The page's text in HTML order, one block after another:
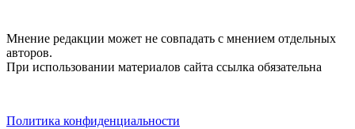
Мнение редакции может не совпадать с мнением отдельных
авторов.
При использовании материалов сайта ссылка обязательна
Политика конфиденциальности